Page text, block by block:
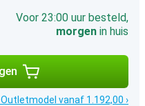
Voor 23:00 uur besteld,
morgen in huis
vanaf 1.192,00 ›